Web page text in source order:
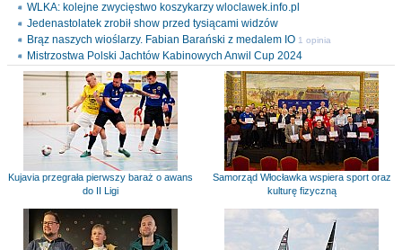
WLKA: kolejne zwycięstwo koszykarzy wloclawek.info.pl
Jedenastolatek zrobił show przed tysiącami widzów
Brąz naszych wioślarzy. Fabian Barański z medalem IO 1 opinia
Mistrzostwa Polski Jachtów Kabinowych Anwil Cup 2024
Kujavia przegrała pierwszy baraż o awans
do II Ligi
Samorząd Włocławka wspiera sport oraz
kulturę fizyczną